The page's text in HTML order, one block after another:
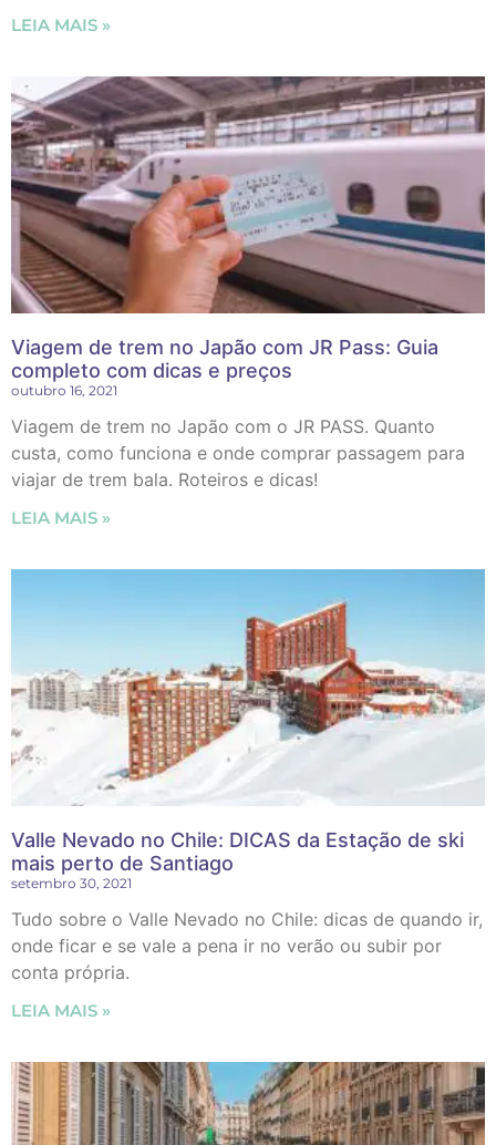
LEIA MAIS »
Viagem de trem no Japão com JR Pass: Guia
completo com dicas e preços
outubro 16, 2021
Viagem de trem no Japão com o JR PASS. Quanto
custa, como funciona e onde comprar passagem para
viajar de trem bala. Roteiros e dicas!
LEIA MAIS »
Valle Nevado no Chile: DICAS da Estação de ski
mais perto de Santiago
setembro 30, 2021
Tudo sobre o Valle Nevado no Chile: dicas de quando ir,
onde ficar e se vale a pena ir no verão ou subir por
conta própria.
LEIA MAIS »